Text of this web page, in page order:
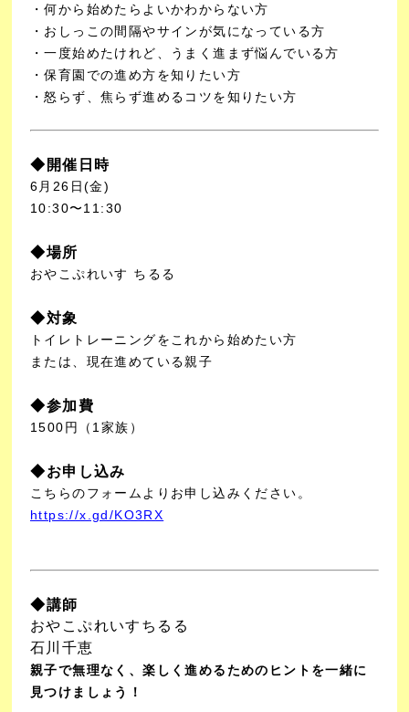
・何から始めたらよいかわからない方
・おしっこの間隔やサインが気になっている方
・一度始めたけれど、うまく進まず悩んでいる方
・保育園での進め方を知りたい方
・怒らず、焦らず進めるコツを知りたい方
◆開催日時
6月26日(金)
10:30〜11:30
◆場所
おやこぷれいす ちるる
◆対象
トイレトレーニングをこれから始めたい方
または、現在進めている親子
◆参加費
1500円（1家族）
◆お申し込み
こちらのフォームよりお申し込みください。
https://x.gd/KO3RX
◆講師
おやこぷれいすちるる
石川千恵
親子で無理なく、楽しく進めるためのヒントを一緒に
見つけましょう！